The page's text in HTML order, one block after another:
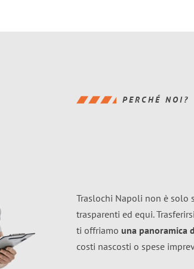
PERCHÉ NOI?
Traslochi Napoli non è solo
trasparenti ed equi.
ti offriamo una panoramica
costi nascosti o spese